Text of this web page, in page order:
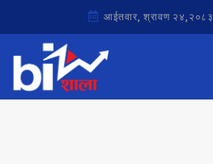
आईतवार, श्रावण २४,२०८३